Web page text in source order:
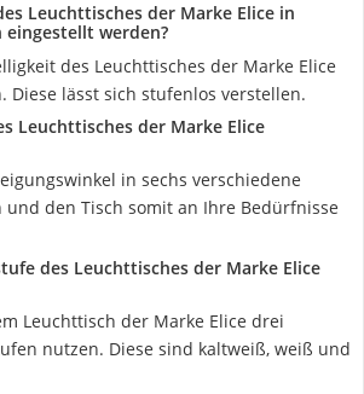
Leuchttisches der Marke Elice in
eingestellt werden?
des Leuchttisches der Marke Elice
Diese lässt sich stufenlos verstellen.
Leuchttisches der Marke Elice
in sechs verschiedene
und den Tisch somit an Ihre Bedürfnisse
des Leuchttisches der Marke Elice
Leuchttisch der Marke Elice drei
nutzen. Diese sind kaltweiß, weiß und